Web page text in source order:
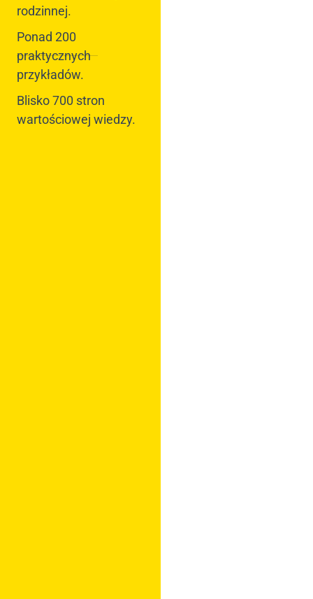
rodzinnej.
Ponad 200
praktycznych
przykładów.
Blisko 700 stron
wartościowej wiedzy.